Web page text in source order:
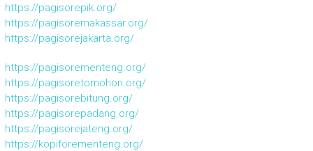
https://pagisorepik.org/
https://pagisoremakassar.org/
https://pagisorejakarta.org/
https://pagisorementeng.org/
https://pagisoretomohon.org/
https://pagisorebitung.org/
https://pagisorepadang.org/
https://pagisorejateng.org/
https://kopiforementeng.org/